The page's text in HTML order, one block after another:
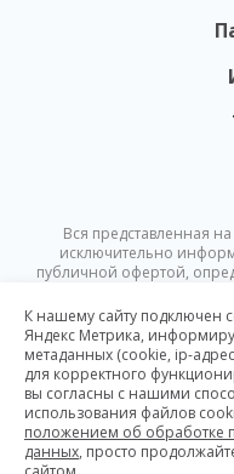
Вся представленная
исключительно
публичной офертой,
изменена в любое время
©
Положение об обработке
К нашему сайту подключен
Яндекс Метрика,
метаданных (cookie, ip-
для корректного
вы согласны с нашими
использования файлов
положением об обработке
данных, просто